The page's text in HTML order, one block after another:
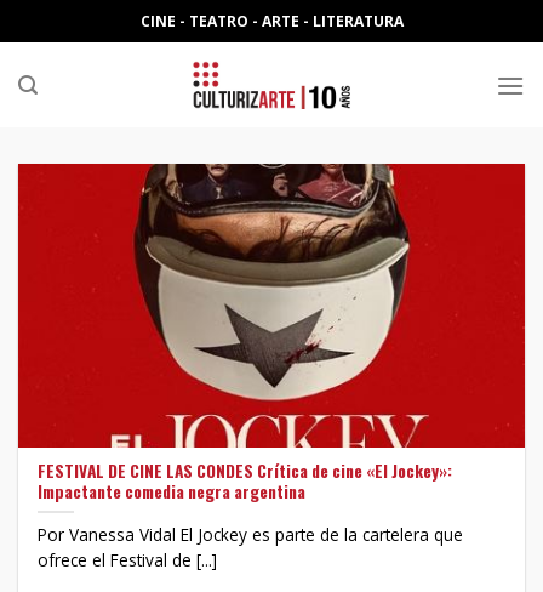
to
content
CINE - TEATRO - ARTE - LITERATURA
FESTIVAL DE CINE LAS CONDES Crítica de cine «El Jockey»:
Impactante comedia negra argentina
Por Vanessa Vidal El Jockey es parte de la cartelera que
ofrece el Festival de [...]